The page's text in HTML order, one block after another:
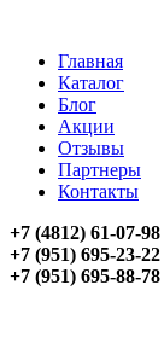
Главная
Каталог
Блог
Акции
Отзывы
Партнеры
Контакты
+7 (4812) 61-07-98
+7 (951) 695-23-22
+7 (951) 695-88-78